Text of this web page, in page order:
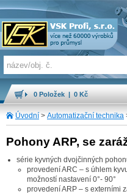
0 Položek | 0 Kč
Úvodní > Automatizační technika
Pohony ARP, se
série kyvných dvojčinných
provedení ARC – s úhlem
možností nastavení 0°- 90°
provedení ARP – s externími